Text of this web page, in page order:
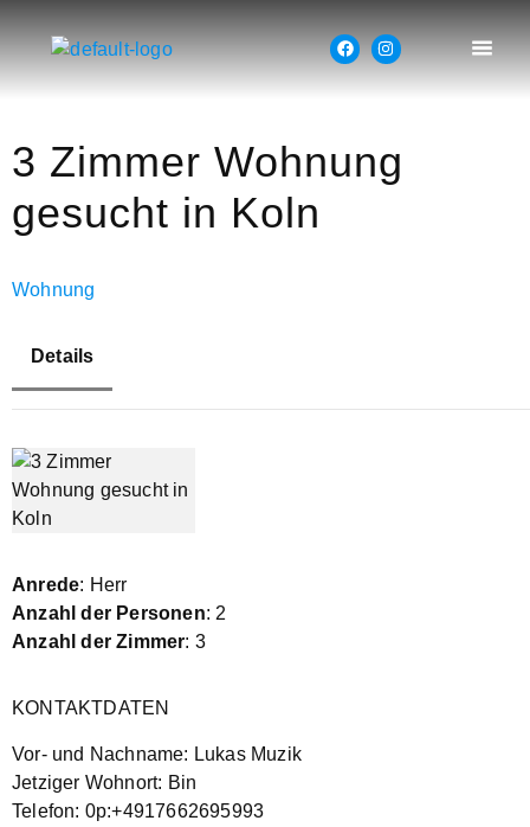
3 Zimmer Wohnung
gesucht in Koln
Wohnung
Details
Anrede: Herr
Anzahl der Personen: 2
Anzahl der Zimmer: 3
KONTAKTDATEN
Vor- und Nachname: Lukas Muzik
Jetziger Wohnort: Bin
Telefon: 0p:+4917662695993